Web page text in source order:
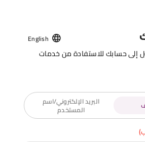
English
إلى حسابك للاستفادة من خدمات
البريد الإلكتروني/اسم
المستخدم